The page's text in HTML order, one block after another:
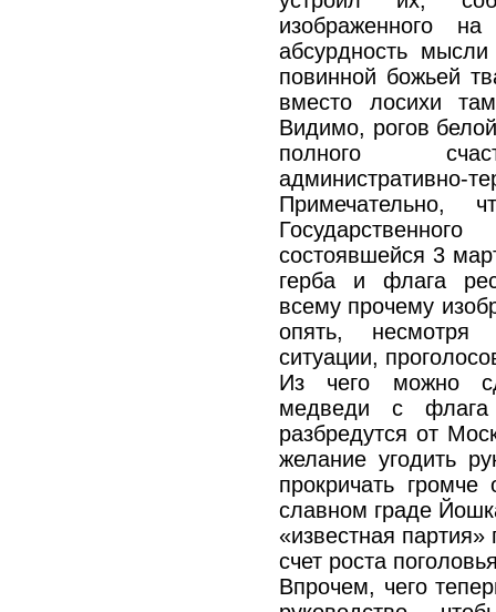
изображенного
абсурдность
повинной божьей
вместо лосихи
Видимо, рогов
полного
административно-
Примечательно,
состоявшейся 3
герба и флага
всему прочему
опять, несмотря
ситуации,
Из чего можно
медведи с флага
разбредутся от
желание угодить
прокричать
славном граде
«известная партия»
счет роста
Впрочем, чего